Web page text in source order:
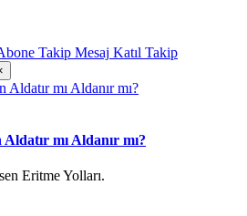
Takip Mesaj Katıl Takip
mı Aldanır mı?
Eritme Yolları.